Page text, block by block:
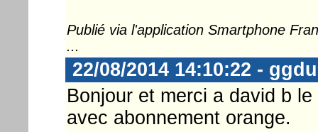
Publié via l'application Smartphone
...
22/08/2014 14:10:22 -
Bonjour et merci a david b
avec abonnement orange.